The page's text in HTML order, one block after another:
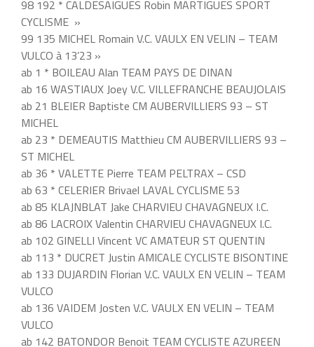
98 192 * CALDESAIGUES Robin MARTIGUES SPORT
CYCLISME »
99 135 MICHEL Romain V.C. VAULX EN VELIN – TEAM
VULCO à 13’23 »
ab 1 * BOILEAU Alan TEAM PAYS DE DINAN
ab 16 WASTIAUX Joey V.C. VILLEFRANCHE BEAUJOLAIS
ab 21 BLEIER Baptiste CM AUBERVILLIERS 93 – ST
MICHEL
ab 23 * DEMEAUTIS Matthieu CM AUBERVILLIERS 93 –
ST MICHEL
ab 36 * VALETTE Pierre TEAM PELTRAX – CSD
ab 63 * CELERIER Brivael LAVAL CYCLISME 53
ab 85 KLAJNBLAT Jake CHARVIEU CHAVAGNEUX I.C.
ab 86 LACROIX Valentin CHARVIEU CHAVAGNEUX I.C.
ab 102 GINELLI Vincent VC AMATEUR ST QUENTIN
ab 113 * DUCRET Justin AMICALE CYCLISTE BISONTINE
ab 133 DUJARDIN Florian V.C. VAULX EN VELIN – TEAM
VULCO
ab 136 VAIDEM Josten V.C. VAULX EN VELIN – TEAM
VULCO
ab 142 BATONDOR Benoit TEAM CYCLISTE AZUREEN